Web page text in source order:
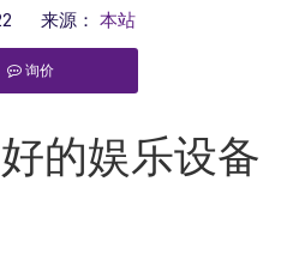
来源： 本站
询价
的娱乐设备